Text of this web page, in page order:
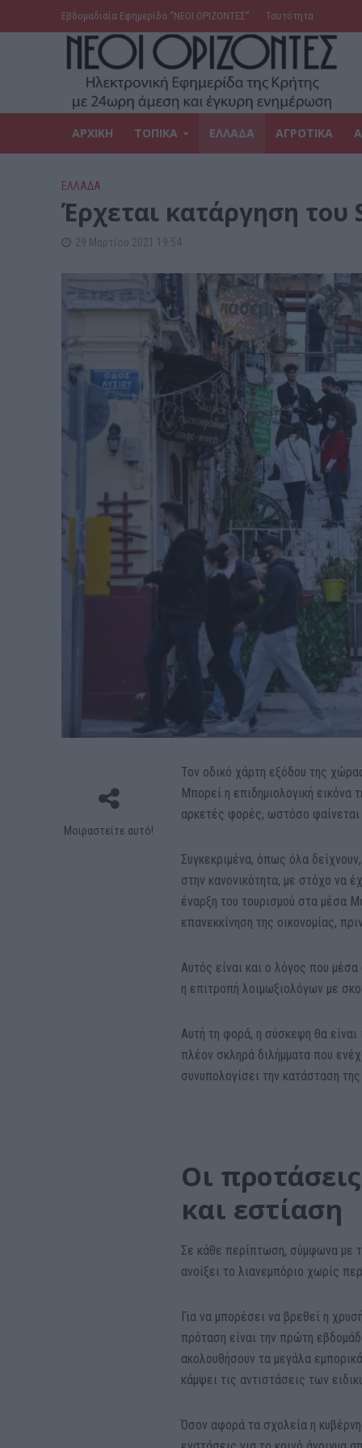
Εβδομαδιαία Εφημερίδα ‘’ΝΕΟΙ ΟΡΙΖΟΝΤΕΣ’’ Ταυτότητα
ΑΡΧΙΚΗ ΤΟΠΙΚΑ ΕΛΛΑΔΑ ΑΓΡΟΤΙΚΑ
ΕΛΛΑΔΑ
Έρχεται κατάργηση του
29 Μαρτίου 2021 19:54
Μοιραστείτε αυτό!
Τον οδικό χάρτη εξόδου της
Μπορεί η επιδημιολογική εικόνα
αρκετές φορές, ωστόσο
Συγκεκριμένα, όπως όλα
στην κανονικότητα, με στόχο να
έναρξη του τουρισμού στα μέσα
επανεκκίνηση της οικονομίας,
Αυτός είναι και ο λόγος που
η επιτροπή λοιμωξιολόγων με
Αυτή τη φορά, η σύσκεψη θα
πλέον σκληρά διλήμματα που
συνυπολογίσει την κατάσταση
Οι
και εστίαση
Σε κάθε περίπτωση, σύμφωνα με
ανοίξει το λιανεμπόριο χωρίς
Για να μπορέσει να βρεθεί η
πρόταση είναι την πρώτη
ακολουθήσουν τα μεγάλα
κάμψει τις αντιστάσεις των
Όσον αφορά τα σχολεία η